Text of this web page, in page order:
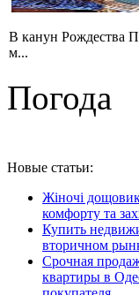
В канун Рождества
м...
Погода
Новые статьи:
Жіночі
комфорту та
Купить
вторичном
Срочная
квартиры в